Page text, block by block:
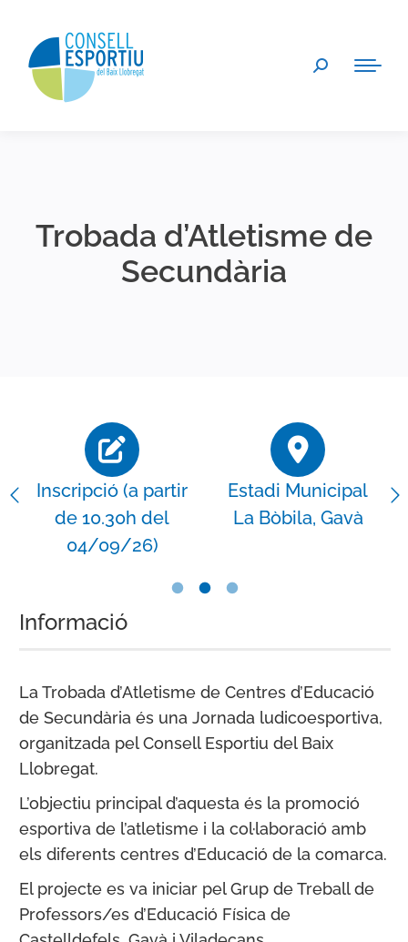
Search:
Trobada d’Atletisme de
Secundària
Inscripció (a partir
de 10.30h del
04/09/26)
Estadi Municipal
La Bòbila, Gavà
Informació
La Trobada d’Atletisme de Centres d’Educació
de Secundària és una Jornada ludicoesportiva,
organitzada pel Consell Esportiu del Baix
Llobregat.
L’objectiu principal d’aquesta és la promoció
esportiva de l’atletisme i la col·laboració amb
els diferents centres d’Educació de la comarca.
El projecte es va iniciar pel Grup de Treball de
Professors/es d’Educació Física de